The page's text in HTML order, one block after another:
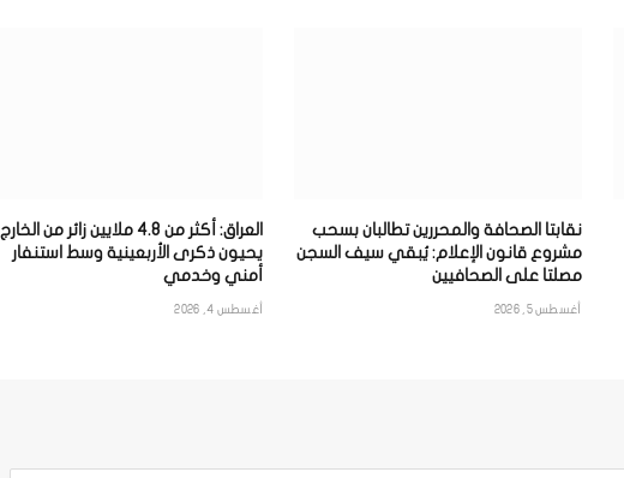
نقابتا الصحافة والمحررين تطالبان بسحب
مشروع قانون الإعلام: يُبقي سيف السجن
مصلتا على الصحافيين
أغسطس 5, 2026
العراق: أكثر من 4.8 ملايين زائر من الخارج
يحيون ذكرى الأربعينية وسط استنفار
أمني وخدمي
أغسطس 4, 2026